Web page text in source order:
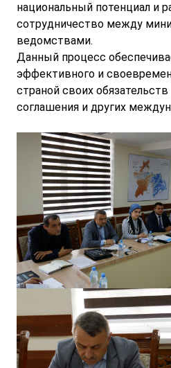
национальный потенциал и
сотрудничество между
ведомствами.
Данный процесс
эффективного и
страной своих
соглашения и других